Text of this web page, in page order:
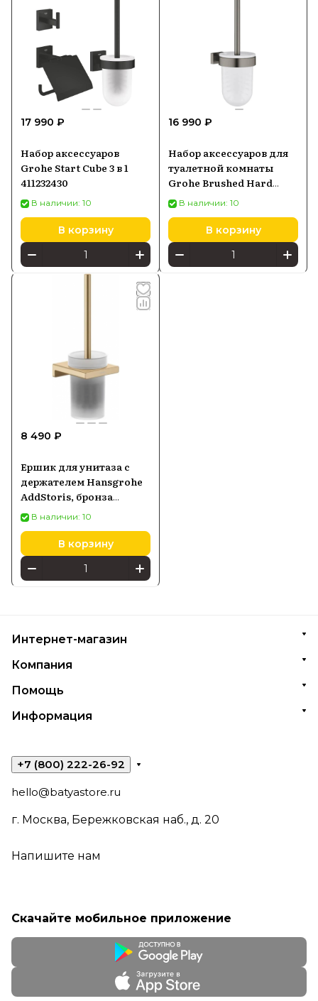
17 990 ₽
Набор аксессуаров
Grohe Start Cube 3 в 1
411232430
В наличии: 10
В корзину
16 990 ₽
Набор аксессуаров для
туалетной комнаты
Grohe Brushed Hard
Graphite Essentials Cube
40513Al1
В наличии: 10
В корзину
8 490 ₽
Ершик для унитаза с
держателем Hansgrohe
AddStoris, бронза
матовая 41752140
В наличии: 10
В корзину
Интернет-магазин
Компания
Помощь
Информация
+7 (800) 222-26-92
hello@batyastore.ru
г. Москва, Бережковская наб., д. 20
Напишите нам
Скачайте мобильное приложение